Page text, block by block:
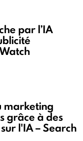
par l’IA
marketing
grâce à des
l'IA – Search